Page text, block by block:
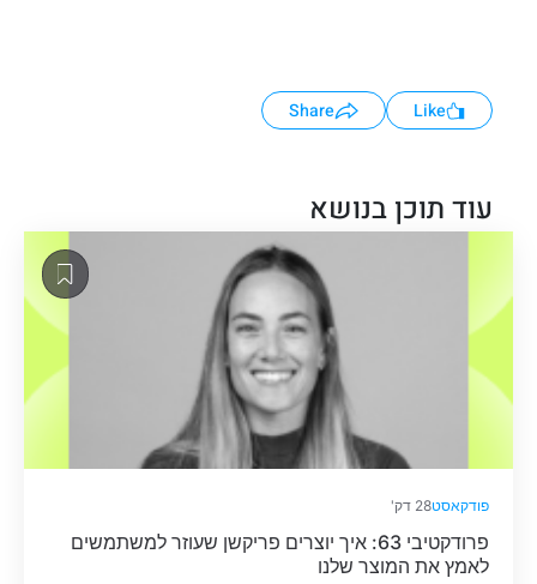
Like
Share
עוד תוכן בנושא
פודקאסט28 דק'
פרודקטיבי 63: איך יוצרים פריקשן שעוזר למשתמשים
לאמץ את המוצר שלנו